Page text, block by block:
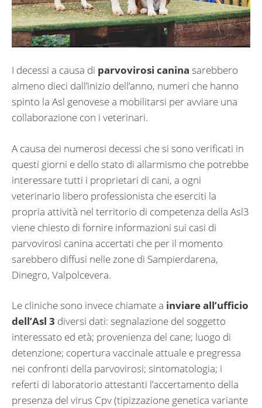
I decessi a causa di parvovirosi canina sarebbero
almeno dieci dall’inizio dell’anno, numeri che hanno
spinto la Asl genovese a mobilitarsi per avviare una
collaborazione con i veterinari.
A causa dei numerosi decessi che si sono verificati in
questi giorni e dello stato di allarmismo che potrebbe
interessare tutti i proprietari di cani, a ogni
veterinario libero professionista che eserciti la
propria attività nel territorio di competenza della Asl3
viene chiesto di fornire informazioni sui casi di
parvovirosi canina accertati che per il momento
sarebbero diffusi nelle zone di Sampierdarena,
Dinegro, Valpolcevera.
Le cliniche sono invece chiamate a inviare all’ufficio
dell’Asl 3 diversi dati: segnalazione del soggetto
interessato ed età; provenienza del cane; luogo di
detenzione; copertura vaccinale attuale e pregressa
nei confronti della parvovirosi; sintomatologia; i
referti di laboratorio attestanti l’accertamento della
presenza del virus Cpv (tipizzazione genetica variante